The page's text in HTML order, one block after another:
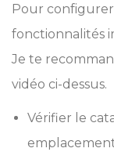
Pour
fonctionnalités
Je te
vidéo ci-dessus.
Vérifier le